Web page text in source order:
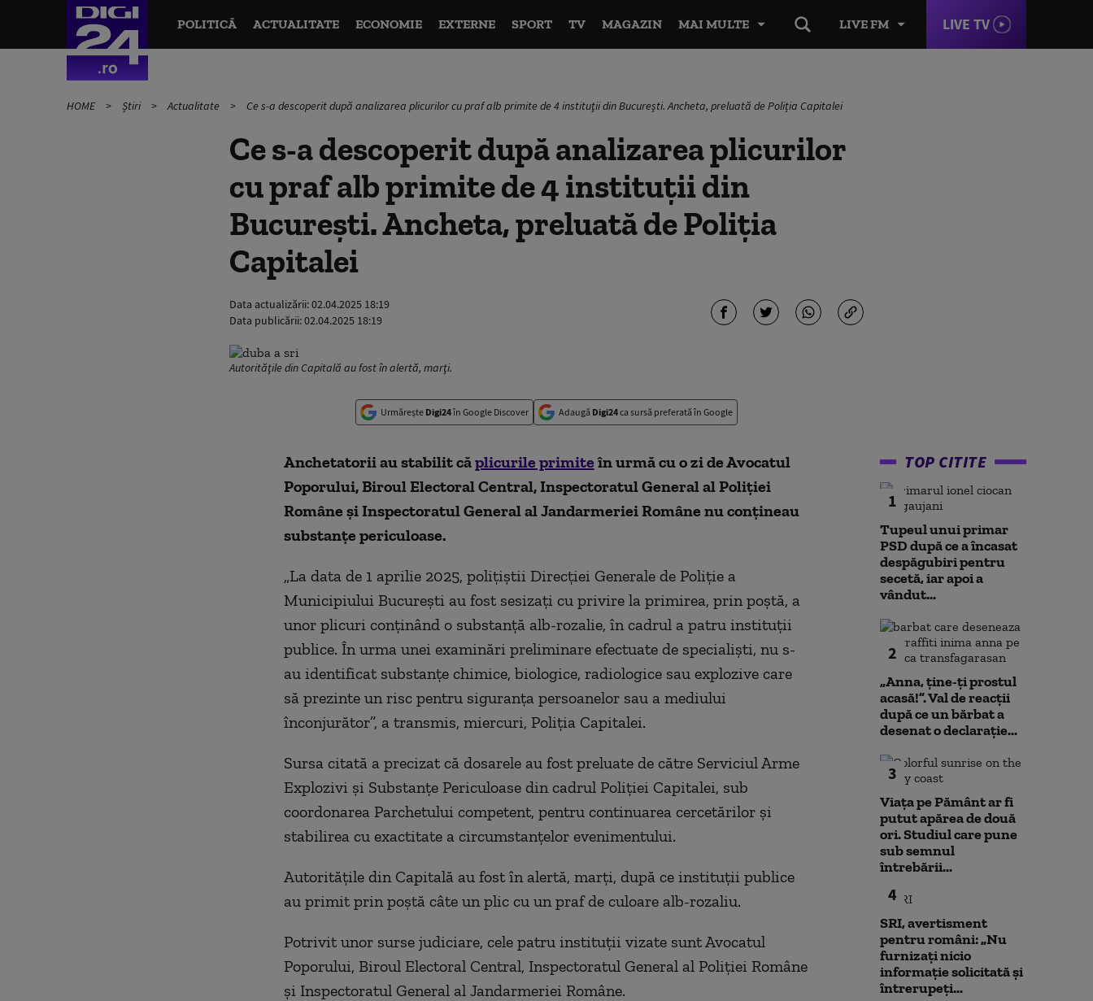
LIVE FM LIVE TV
POLITICĂ ACTUALITATE ECONOMIE EXTERNE SPORT TV MAGAZIN MAI MULTE
HOME Știri Actualitate Ce s-a descoperit după analizarea plicurilor cu praf alb primite de 4 instituţii din Bucureşti. Ancheta, preluată de Poliția Capitalei
Ce s-a descoperit după analizarea plicurilor
cu praf alb primite de 4 instituţii din
Bucureşti. Ancheta, preluată de Poliția
Capitalei
Data actualizării:02.04.2025 18:19
Data publicării:02.04.2025 18:19
Autorităţile din Capitală au fost în alertă, marţi.
Urmărește Digi24în Google Discover Adaugă Digi24ca sursă preferată în Google
Anchetatorii au stabilit căplicurile primiteîn urmă cu o zi de Avocatul
Poporului, Biroul Electoral Central, Inspectoratul General al Poliţiei
Române şi Inspectoratul General al Jandarmeriei Române nu conţineau
substanţe periculoase.
„La data de 1 aprilie 2025, poliţiştii Direcţiei Generale de Poliţie a
Municipiului Bucureşti au fost sesizaţi cu privire la primirea, prin poştă, a
unor plicuri conţinând o substanţă alb-rozalie, în cadrul a patru instituţii
publice. În urma unei examinări preliminare efectuate de specialişti, nu s-
au identificat substanţe chimice, biologice, radiologice sau explozive care
să prezinte un risc pentru siguranţa persoanelor sau a mediului
înconjurător”, a transmis, miercuri, Poliţia Capitalei.
Sursa citată a precizat că dosarele au fost preluate de către Serviciul Arme
Explozivi şi Substanţe Periculoase din cadrul Poliţiei Capitalei, sub
coordonarea Parchetului competent, pentru continuarea cercetărilor şi
stabilirea cu exactitate a circumstanţelor evenimentului.
Autorităţile din Capitală au fost în alertă, marţi, după ce instituţii publice
au primit prin poştă câte un plic cu un praf de culoare alb-rozaliu.
Potrivit unor surse judiciare, cele patru instituţii vizate sunt Avocatul
Poporului, Biroul Electoral Central, Inspectoratul General al Poliţiei Române
şi Inspectoratul General al Jandarmeriei Române.
TOP CITITE
1
Tupeul unui primar
PSD după ce a încasat
despăgubiri pentru
secetă, iar apoi a
vândut...
2
„Anna, ţine-ţi prostul
acasă!”. Val de reacții
după ce un bărbat a
desenat o declarație...
3
Viața pe Pământ ar fi
putut apărea de două
ori. Studiul care pune
sub semnul
întrebării...
4
SRI, avertisment
pentru români: „Nu
furnizați nicio
informație solicitată și
întrerupeți...